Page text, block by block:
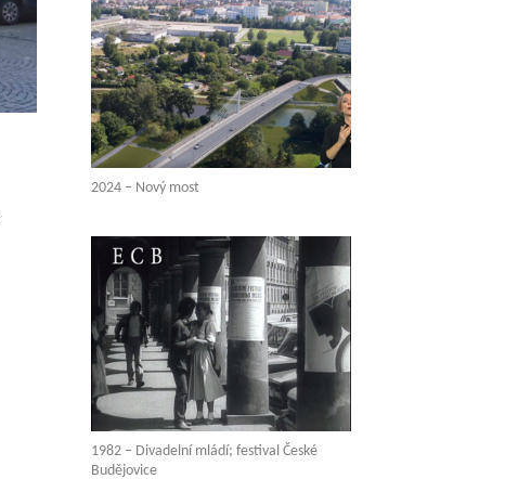
2024 – Nový most
1982 – Divadelní mládí; festival České
Budějovice